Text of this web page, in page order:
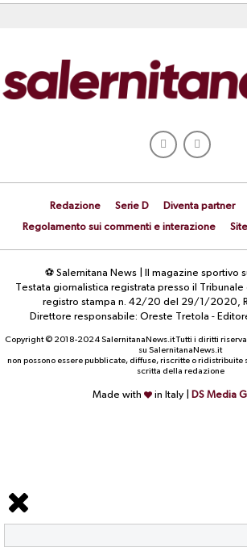
Redazione Serie D Diventa partner
Regolamento sui commenti e interazione
⚽ Salernitana News | Il magazine sportivo
Testata giornalistica registrata presso il
registro stampa n. 42/20 del 29/1/2020,
Direttore responsabile: Oreste Tretola - Editore:
Copyright © 2018-2024 SalernitanaNews.it Tutti i diritti
su SalernitanaNews.it
non possono essere pubblicate, diffuse, riscritte o ridistribuite
scritta della redazione
Made with in Italy | DS Media